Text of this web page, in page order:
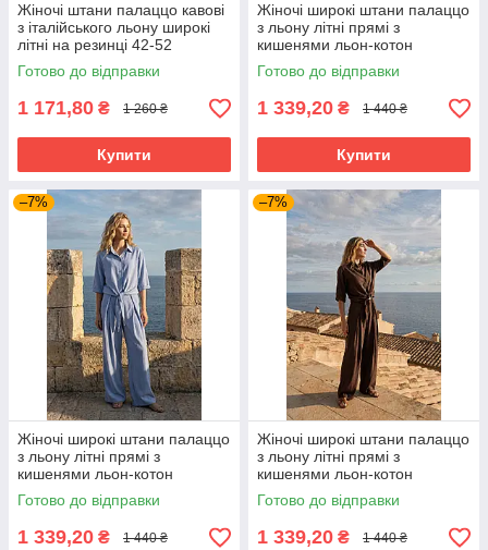
Жіночі штани палаццо кавові
з італійського льону широкі
літні на резинці 42-52
розміри
Готово до відправки
1 171,80 ₴ 1 260 ₴
Купити
Жіночі широкі штани палаццо
з льону літні прямі з
кишенями льон-котон
вільного крою бежеві 42-52
розміри
Готово до відправки
1 339,20 ₴ 1 440 ₴
Купити
–7%
Жіночі широкі штани палаццо
з льону літні прямі з
кишенями льон-котон
вільного крою блакитні 42-52
розміри
Готово до відправки
1 339,20 ₴ 1 440 ₴
–7%
Жіночі широкі штани палаццо
з льону літні прямі з
кишенями льон-котон
вільного крою шоколадні 42-
52 розміри
Готово до відправки
1 339,20 ₴ 1 440 ₴